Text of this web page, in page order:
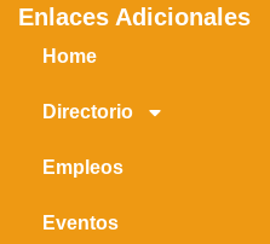
Enlaces Adicionales
Home
Directorio
Empleos
Eventos